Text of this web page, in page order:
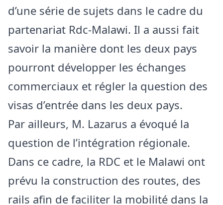
d’une série de sujets dans le cadre du
partenariat Rdc-Malawi. Il a aussi fait
savoir la manière dont les deux pays
pourront développer les échanges
commerciaux et régler la question des
visas d’entrée dans les deux pays.
Par ailleurs, M. Lazarus a évoqué la
question de l’intégration régionale.
Dans ce cadre, la RDC et le Malawi ont
prévu la construction des routes, des
rails afin de faciliter la mobilité dans la